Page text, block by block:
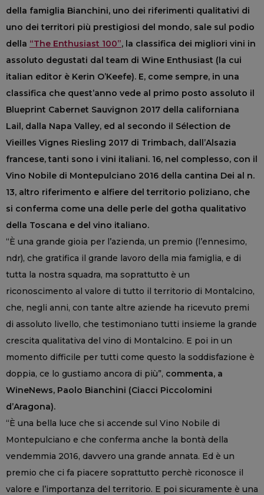
della famiglia Bianchini, uno dei riferimenti qualitativi di
uno dei territori più prestigiosi del mondo, sale sul podio
della “The Enthusiast 100”, la classifica dei migliori vini in
assoluto degustati dal team di Wine Enthusiast (la cui
italian editor è Kerin O’Keefe). E, come sempre, in una
classifica che quest’anno vede al primo posto assoluto il
Blueprint Cabernet Sauvignon 2017 della californiana
Lail, dalla Napa Valley, ed al secondo il Sélection de
Vieilles Vignes Riesling 2017 di Trimbach, dall’Alsazia
francese, tanti sono i vini italiani. 16, nel complesso, con il
Vino Nobile di Montepulciano 2016 della cantina Dei al n.
13, altro riferimento e alfiere del territorio poliziano, che
si conferma come una delle perle del gotha qualitativo
della Toscana e del vino italiano.
“È una grande gioia per l’azienda, un premio (l’ennesimo,
ndr), che gratifica il grande lavoro della mia famiglia, e di
tutta la nostra squadra, ma soprattutto è un
riconoscimento al valore di tutto il territorio di Montalcino,
che, negli anni, con tante altre aziende ha ricevuto premi
di assoluto livello, che testimoniano tutti insieme la grande
crescita qualitativa del vino di Montalcino. E poi in un
momento difficile per tutti come questo la soddisfazione è
doppia, ce lo gustiamo ancora di più”, commenta, a
WineNews, Paolo Bianchini (Ciacci Piccolomini
d’Aragona).
“È una bella luce che si accende sul Vino Nobile di
Montepulciano e che conferma anche la bontà della
vendemmia 2016, davvero una grande annata. Ed è un
premio che ci fa piacere soprattutto perchè riconosce il
valore e l’importanza del territorio. E poi sicuramente è una